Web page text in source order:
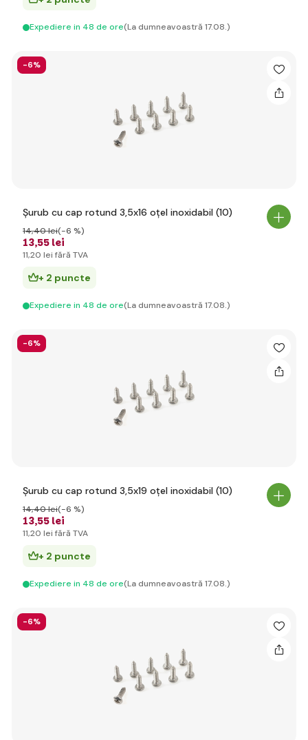
Expediere in 48 de ore(La dumneavoastră 17.08.)
-6%
Șurub cu cap rotund 3,5x16 oțel inoxidabil (10)
13,55 lei
14,40 lei(-6 %)
11,20 lei fără TVA
+ 2 puncte
Expediere in 48 de ore(La dumneavoastră 17.08.)
-6%
Șurub cu cap rotund 3,5x19 oțel inoxidabil (10)
13,55 lei
14,40 lei(-6 %)
11,20 lei fără TVA
+ 2 puncte
Expediere in 48 de ore(La dumneavoastră 17.08.)
-6%